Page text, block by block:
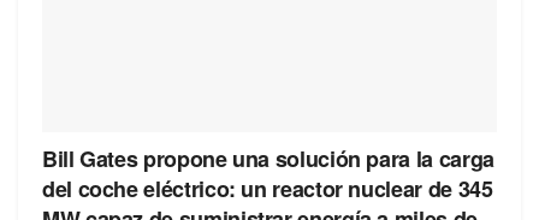
Bill Gates propone una solución para la carga
del coche eléctrico: un reactor nuclear de 345